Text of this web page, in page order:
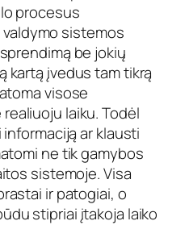
procesus
sistemos
be jokių
kartą įvedus tam tikrą
visose
laiku. Todėl
ar klausti
ne tik gamybos
sistemoje. Visa
ir patogiai, o
stipriai įtakoja laiko